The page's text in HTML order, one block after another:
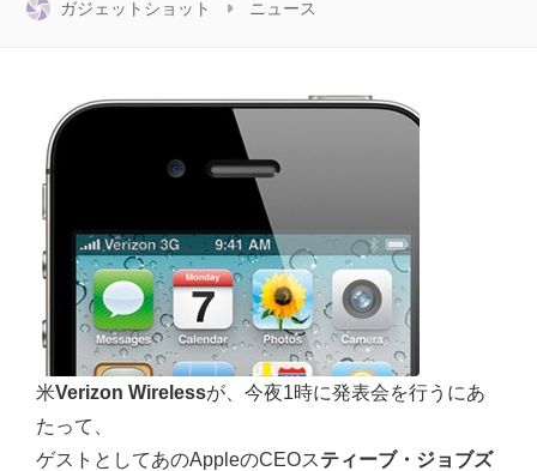
ガジェットショット ニュース
米Verizon Wirelessが、今夜1時に発表会を行うにあ
たって、
ゲストとしてあのAppleのCEOスティーブ・ジョブズ